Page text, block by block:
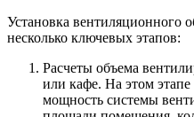
Установка вентиляционного
несколько ключевых этапов:
Расчеты объема
или кафе. На этом
мощность системы